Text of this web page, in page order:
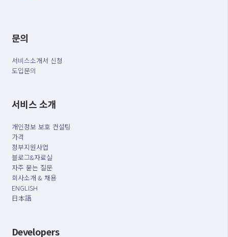
문의
서비스소개서 신청
도입문의
서비스 소개
개인정보 보호 컨설팅
가격
정부지원사업
블로그&자료실
자주 묻는 질문
회사소개 & 채용
ENGLISH
日本語
Developers